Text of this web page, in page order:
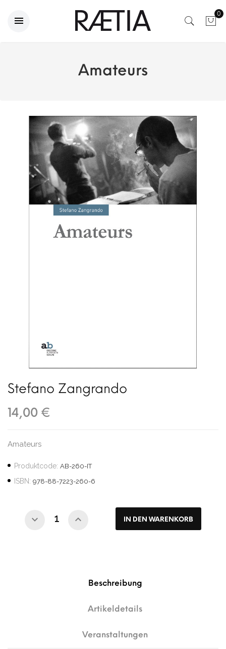
0
Amateurs
Stefano Zangrando
14,00 €
Amateurs
Produktcode: AB-260-IT
ISBN: 978-88-7223-260-6
IN DEN WARENKORB
Beschreibung
Artikeldetails
Veranstaltungen